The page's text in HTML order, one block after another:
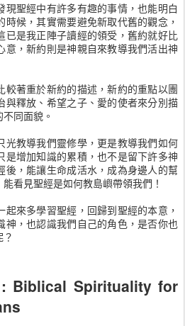
聖經中有許多有趣的事情，也能明白
候，其實需要避免新取代舊的觀念，
已是我正陣子讀經的領受，舊約就好比
意，新約則是神親自來教導我們活出神
較著重於新約的描述，新約的重點以團
與釋放、希望之子、愛的使者來分別描
同面貌。
光教導我們靈修學，更是教導我們如何
是增加知識的累積，也不是留下許多神
後，能讓生命成活水，成為身邊人的幫
看見聖經是如何教島嶼帶領我們！
來多學習聖經，回歸到聖經的本意，
神，也認識我們自己的角色，是否你也
Biblical Spirituality for